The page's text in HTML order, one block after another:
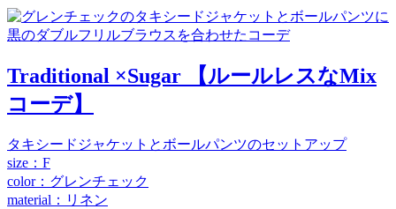
Traditional ×Sugar 【ルールレスなMix
コーデ】
タキシードジャケットとボールパンツのセットアップ
size：F
color：グレンチェック
material：リネン